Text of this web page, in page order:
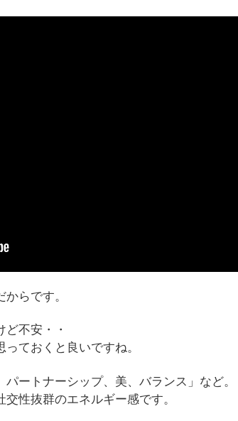
らです。
不安・・
ておくと良いですね。
ートナーシップ、美、バランス」など。
性抜群のエネルギー感です。